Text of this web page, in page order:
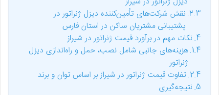
نقش شرکت‌های تأمین‌کننده دیزل ژنراتور در
پشتیبانی مشتریان ساکن در استان فارس
نکات مهم در برآورد قیمت ژنراتور در شیراز
هزینه‌های جانبی شامل نصب، حمل و راه‌اندازی دیزل
ژنراتور
تفاوت قیمت ژنراتور در شیراز بر اساس توان و برند
نتیجه‌گیری